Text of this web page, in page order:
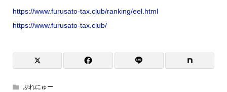
https://www.furusato-tax.club/ranking/eel.html
https://www.furusato-tax.club/
ぷれにゅー